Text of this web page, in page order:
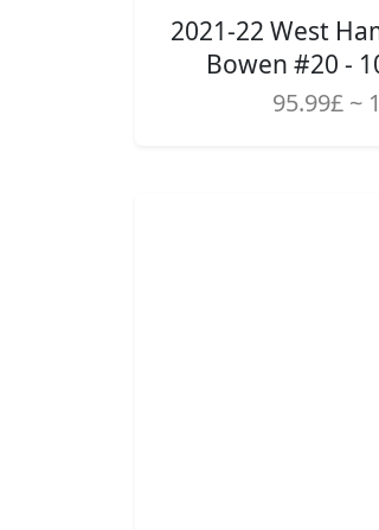
2021-22 West
Bowen #20 -
95.99£ ~